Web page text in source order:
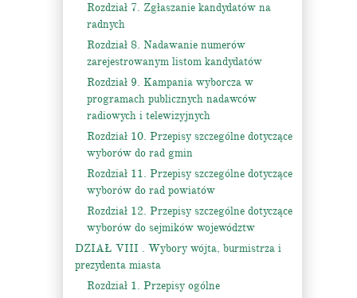
Rozdział 7. Zgłaszanie kandydatów na
radnych
Rozdział 8. Nadawanie numerów
zarejestrowanym listom kandydatów
Rozdział 9. Kampania wyborcza w
programach publicznych nadawców
radiowych i telewizyjnych
Rozdział 10. Przepisy szczególne dotyczące
wyborów do rad gmin
Rozdział 11. Przepisy szczególne dotyczące
wyborów do rad powiatów
Rozdział 12. Przepisy szczególne dotyczące
wyborów do sejmików województw
DZIAŁ VIII . Wybory wójta, burmistrza i
prezydenta miasta
Rozdział 1. Przepisy ogólne